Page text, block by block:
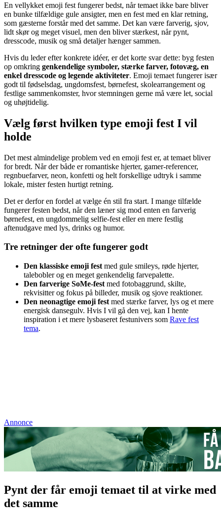
En vellykket emoji fest fungerer bedst, når temaet ikke bare bliver
en bunke tilfældige gule ansigter, men en fest med en klar retning,
som gæsterne forstår med det samme. Det kan være farverig, sjov,
lidt skør og meget visuel, men den bliver stærkest, når pynt,
dresscode, musik og små detaljer hænger sammen.
Hvis du leder efter konkrete idéer, er det korte svar dette: byg festen
op omkring genkendelige symboler, stærke farver, fotovæg, en
enkel dresscode og legende aktiviteter. Emoji temaet fungerer især
godt til fødselsdag, ungdomsfest, børnefest, skolearrangement og
festlige sammenkomster, hvor stemningen gerne må være let, social
og uhøjtidelig.
Vælg først hvilken type emoji fest I vil
holde
Det mest almindelige problem ved en emoji fest er, at temaet bliver
for bredt. Når der både er romantiske hjerter, gamer-referencer,
regnbuefarver, neon, konfetti og helt forskellige udtryk i samme
lokale, mister festen hurtigt retning.
Det er derfor en fordel at vælge én stil fra start. I mange tilfælde
fungerer festen bedst, når den læner sig mod enten en farverig
børnefest, en ungdommelig selfie-fest eller en mere festlig
aftenudgave med lys, drinks og humor.
Tre retninger der ofte fungerer godt
Den klassiske emoji fest med gule smileys, røde hjerter,
talebobler og en meget genkendelig farvepalette.
Den farverige SoMe-fest med fotobaggrund, skilte,
rekvisitter og fokus på billeder, musik og sjove reaktioner.
Den neonagtige emoji fest med stærke farver, lys og et mere
energisk dansegulv. Hvis I vil gå den vej, kan I hente
inspiration i et mere lysbaseret festunivers som Rave fest
tema.
Annonce
Pynt der får emoji temaet til at virke med
det samme